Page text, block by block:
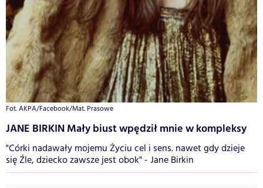
Fot. AKPA/Facebook/Mat. Prasowe
JANE BIRKIN Mały biust wpędził mnie w kompleksy
"Córki nadawały mojemu Życiu cel i sens. nawet gdy dzieje
się Źle, dziecko zawsze jest obok" - Jane Birkin